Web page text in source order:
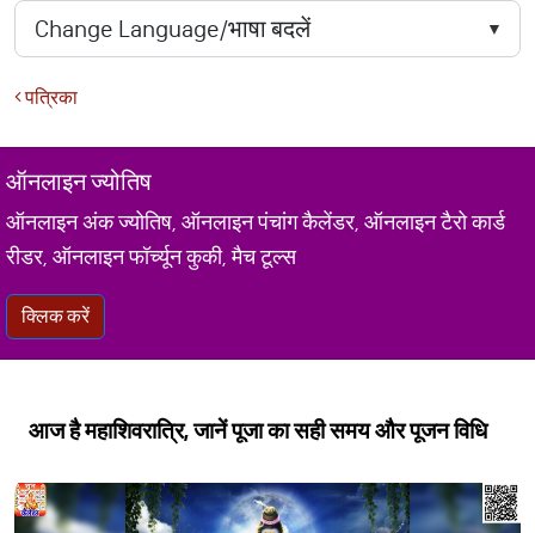
पत्रिका
ऑनलाइन ज्योतिष
ऑनलाइन अंक ज्योतिष, ऑनलाइन पंचांग कैलेंडर, ऑनलाइन टैरो कार्ड
रीडर, ऑनलाइन फॉर्च्यून कुकी, मैच टूल्स
क्लिक करें
आज है महाशिवरात्रि, जानें पूजा का सही समय और पूजन विधि